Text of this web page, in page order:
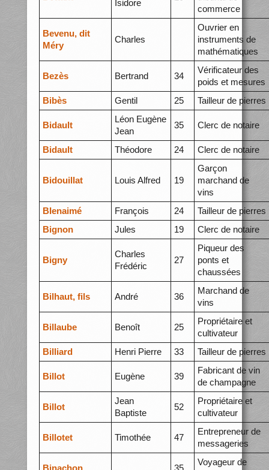
Isidore
commerce
Bevenu, dit
Méry
Charles
Ouvrier en
instruments de
mathématiques
Bezès Bertrand 34
Vérificateur des
poids et mesures
Bibès
Gentil 25 Tailleur de pierres
Bidault
Léon Eugène
Jean
35 Clerc de notaire
Bidault Théodore 24 Clerc de notaire
Bidouillat Louis Alfred 19
Garçon
marchand de
vins
BIenaimé
François 24
Tailleur de pierres
Bignon
Jules 19 Clerc de notaire
Bigny
Charles
Frédéric
27
Piqueur des
ponts et
chaussées
Bilhaut, fils André 36
Marchand de
vins
Billaube Benoît 25
Propriétaire et
cultivateur
Billiard
Henri Pierre 33 Tailleur de pierres
Billot Eugène 39
Fabricant de vin
de champagne
Billot
Jean
Baptiste
52
Propriétaire et
cultivateur
Billotet Timothée 47
Entrepreneur de
messageries
Voyageur de